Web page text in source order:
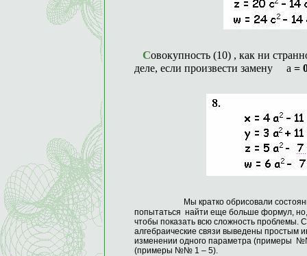
Совокупность (10) , как ни странно, допускает существенное упрощение. В самом
деле, если произвести замену а =
Мы кратко обрисовали
попытаться найти еще больше формул, но,
чтобы показать всю сложность проблемы.
алгебраические связи выведены простым
изменении одного параметра (примеры
(примеры №№ 1 – 5).